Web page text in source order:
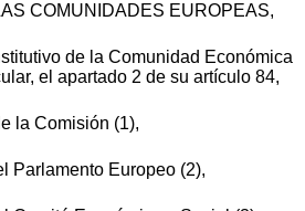
COMUNIDADES EUROPEAS,
de la Comunidad Económica
el apartado 2 de su artículo 84,
la Comisión (1),
Parlamento Europeo (2),